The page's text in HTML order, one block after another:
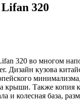
320
320 во многом
Дизайн кузова
крыши. Также копия
и колесная база,